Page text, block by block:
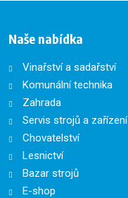
Naše nabídka
Vinařství a sadařství
Komunální technika
Zahrada
Servis strojů a zařízení
Chovatelství
Lesnictví
Bazar strojů
E-shop